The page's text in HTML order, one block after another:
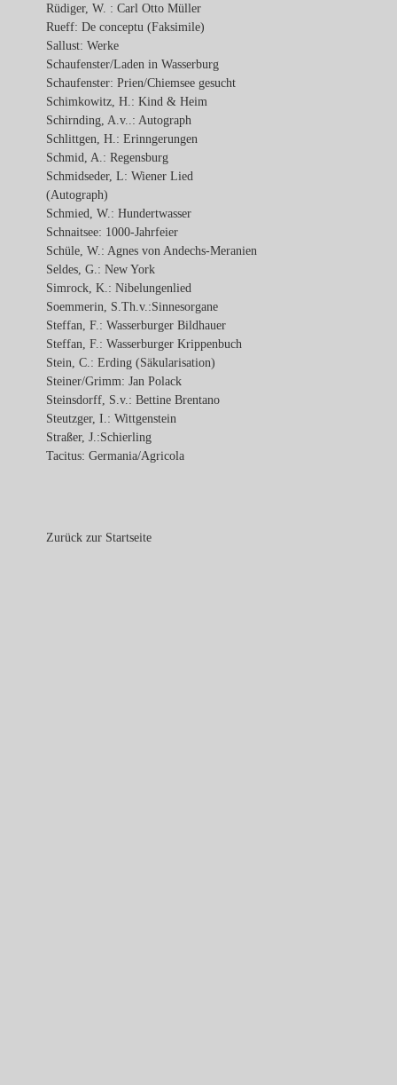
Rüdiger, W. : Carl Otto Müller
Rueff: De conceptu (Faksimile)
Sallust: Werke
Schaufenster/Laden in Wasserburg
Schaufenster: Prien/Chiemsee gesucht
Schimkowitz, H.: Kind & Heim
Schirnding, A.v..: Autograph
Schlittgen, H.: Erinngerungen
Schmid, A.: Regensburg
Schmidseder, L: Wiener Lied
(Autograph)
Schmied, W.: Hundertwasser
Schnaitsee: 1000-Jahrfeier
Schüle, W.: Agnes von Andechs-Meranien
Seldes, G.: New York
Simrock, K.: Nibelungenlied
Soemmerin, S.Th.v.:Sinnesorgane
Steffan, F.: Wasserburger Bildhauer
Steffan, F.: Wasserburger Krippenbuch
Stein, C.: Erding (Säkularisation)
Steiner/Grimm: Jan Polack
Steinsdorff, S.v.: Bettine Brentano
Steutzger, I.: Wittgenstein
Straßer, J.:Schierling
Tacitus: Germania/Agricola
Zurück zur Startseite